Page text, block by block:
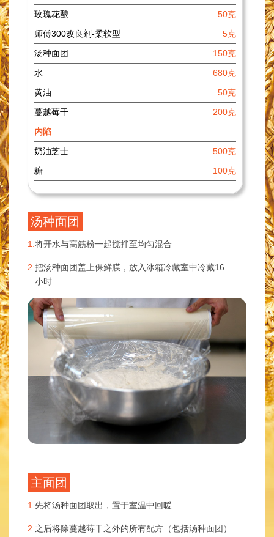
玫瑰花酿
50克
师傅300改良剂-柔软型
5克
汤种面团
150克
水
680克
黄油
50克
蔓越莓干
200克
内陷
奶油芝士
500克
糖
100克
汤种面团
1. 将开水与高筋粉一起搅拌至均匀混合
2. 把汤种面团盖上保鲜膜，放入冰箱冷藏室中冷藏16
小时
主面团
1.先将汤种面团取出，置于室温中回暖
2.之后将除蔓越莓干之外的所有配方（包括汤种面团）